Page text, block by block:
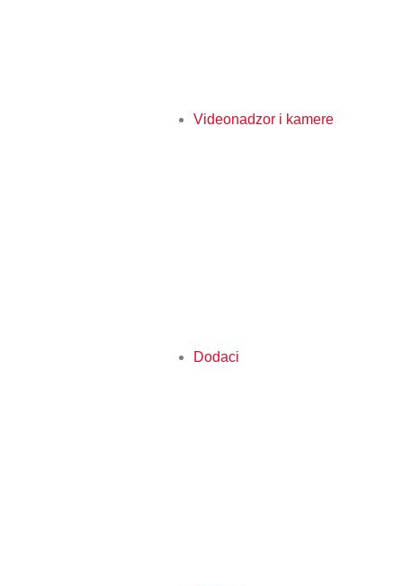
Videonadzor i kamere
Dodaci